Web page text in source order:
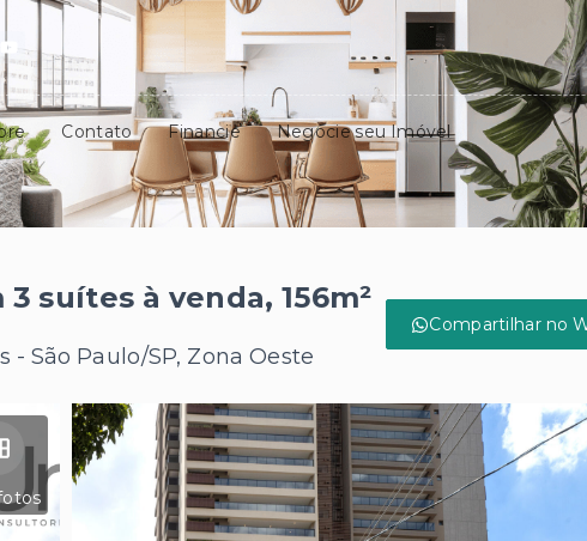
Contato Financie Negocie seu Imóvel
suítes à venda, 156m²
- São Paulo/SP, Zona Oeste
Compartilhar no